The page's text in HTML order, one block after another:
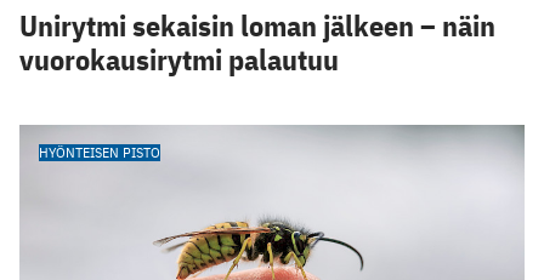
Unirytmi sekaisin loman jälkeen – näin
vuorokausirytmi palautuu
HYÖNTEISEN PISTO